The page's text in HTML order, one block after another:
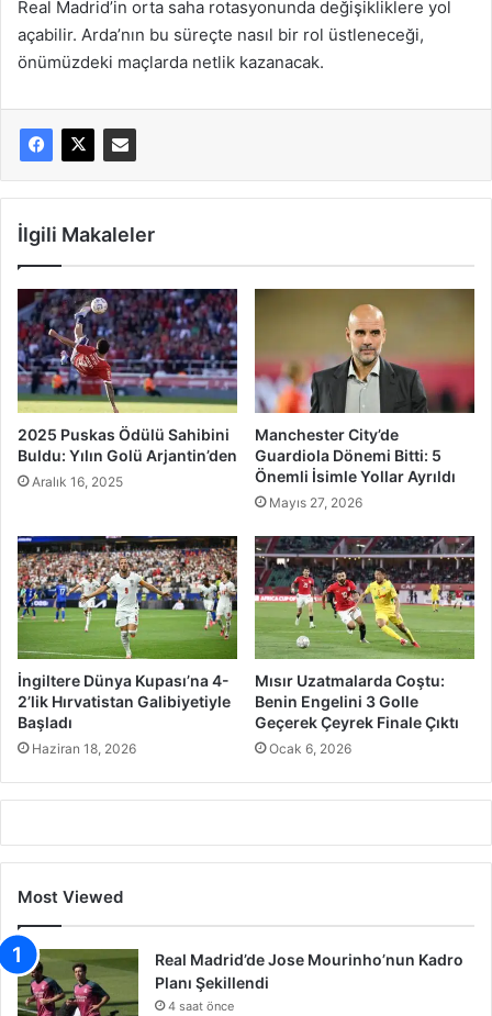
Real Madrid’in orta saha rotasyonunda değişikliklere yol
açabilir. Arda’nın bu süreçte nasıl bir rol üstleneceği,
önümüzdeki maçlarda netlik kazanacak.
İlgili Makaleler
2025 Puskas Ödülü Sahibini
Buldu: Yılın Golü Arjantin’den
Aralık 16, 2025
Manchester City’de
Guardiola Dönemi Bitti: 5
Önemli İsimle Yollar Ayrıldı
Mayıs 27, 2026
İngiltere Dünya Kupası’na 4-
2’lik Hırvatistan Galibiyetiyle
Başladı
Haziran 18, 2026
Mısır Uzatmalarda Coştu:
Benin Engelini 3 Golle
Geçerek Çeyrek Finale Çıktı
Ocak 6, 2026
Most Viewed
Real Madrid’de Jose Mourinho’nun Kadro
Planı Şekillendi
4 saat önce